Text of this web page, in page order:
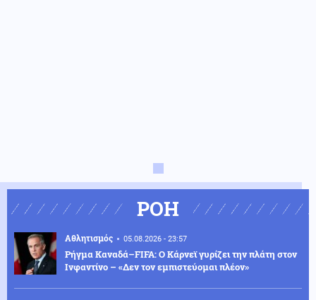
ΡΟΗ
Αθλητισμός 05.08.2026 - 23:57
Ρήγμα Καναδά–FIFA: Ο Κάρνεϊ γυρίζει την πλάτη στον
Ινφαντίνο – «Δεν τον εμπιστεύομαι πλέον»